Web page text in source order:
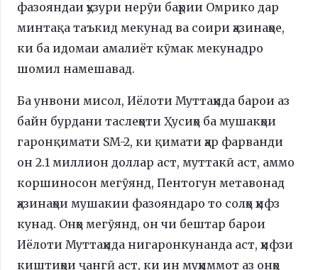
фазояндаи ҳузури нерӯи баҳрии Омрико дар
минтақа таъкид мекунад ва соири ҳазинаҳое,
ки ба идомаи амалиёт кӯмак мекунадро
шомил намешавад.
Ба унвони мисол, Иёлоти Муттаҳида барои аз
байн бурдани таслеҳоти Ҳусиҳо ба мушакҳои
гаронқимати SM-2, ки қимати ҳар фарванди
он 2.1 миллион доллар аст, муттакӣ аст, аммо
коршиносон мегӯянд, Пентогун метавонад
ҳазинаҳои мушакии фазояндаро то солҳо ҳифз
кунад. Онҳо мегӯянд, он чи бештар барои
Иёлоти Муттаҳида нигаронкунанда аст, ҳифзи
киштиҳои ҷангӣ аст, ки ин муҳиммот аз онҳо